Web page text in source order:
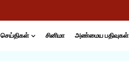
செய்திகள் சினிமா அண்மைய பதிவுகள்